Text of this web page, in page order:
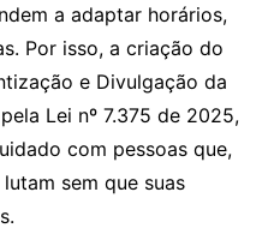
a adaptar horários,
Por isso, a criação do
e Divulgação da
Lei nº 7.375 de 2025,
com pessoas que,
sem que suas